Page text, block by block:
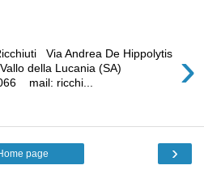
›
Via Andrea De Hippolytis
della Lucania (SA)
mail: ricchi...
›
page